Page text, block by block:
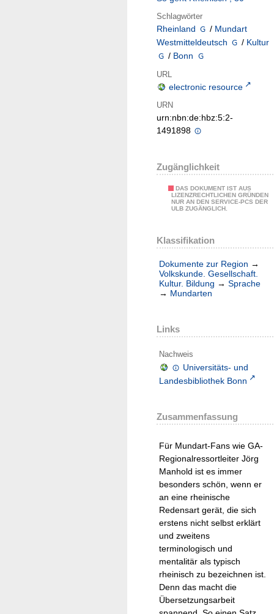
Schlagwörter
Rheinland / Mundart
Westmitteldeutsch
/ Kultur
/ Bonn
URL
electronic resource
URN
urn:nbn:de:hbz:5:2-
1491898
Zugänglichkeit
DAS DOKUMENT IST AUS
LIZENZRECHTLICHEN GRÜNDEN
NUR AN DEN SERVICE-PCS DER
ULB ZUGÄNGLICH.
Klassifikation
Dokumente zur Region →
Volkskunde. Gesellschaft.
Kultur. Bildung → Sprache
→ Mundarten
Links
Nachweis
Universitäts- und
Landesbibliothek Bonn
Zusammenfassung
Für Mundart-Fans wie GA-
Regionalressortleiter Jörg
Manhold ist es immer
besonders schön, wenn er
an eine rheinische
Redensart gerät, die sich
erstens nicht selbst erklärt
und zweitens
terminologisch und
mentalitär als typisch
rheinisch zu bezeichnen ist.
Denn das macht die
Übersetzungsarbeit